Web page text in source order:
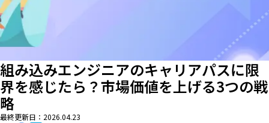
組み込みエンジニアのキャリアパスに限
界を感じたら？市場価値を上げる3つの戦
略
最終更新日： 2026.04.23